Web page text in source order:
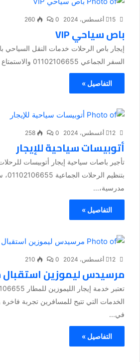
15 أغسطس، 2024 0
260
باص سياحي VIP
إيجار باص الرحلات خدمات النقل السياحي
السفر الجماعي 01102106655 والاستمتاع بالرحلات العائلية أو...
التفاصيل »
12 أغسطس، 2024 0
258
أتوبيسات سياحية للإيجار
تأجير باصات سياحية إيجار أتوبيسات للرحلات
مدرسية،...
التفاصيل »
12 أغسطس، 2024 0
210
مرسيدس ليموزين استقبال
الخدمات التي تتيح للمسافرين تجربة
في...
التفاصيل »